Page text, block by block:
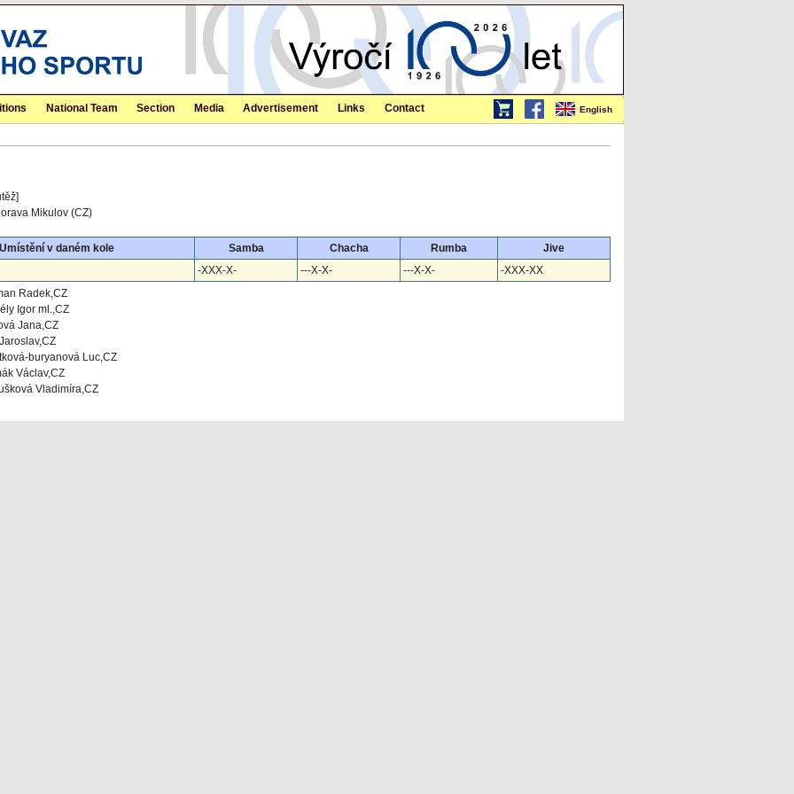
English
National Team Section Media Advertisement Links Contact
Mikulov (CZ)
Umístění v daném kole Samba Chacha Rumba
Jive
-XXX-X- ---X-X- ---X-X-
-XXX-XX
Radek,CZ
Igor ml.,CZ
Jana,CZ
buryanová Luc,CZ
Václav,CZ
Vladimíra,CZ